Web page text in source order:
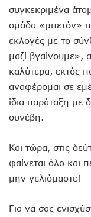
συγκεκριμένα
ομάδα «μπετόν»
εκλογές με το
μαζί
καλύτερα, εκτός
αναφέρομαι σε
ίδια παράταξη με
συνέβη.
Και τώρα, στις
φαίνεται όλο και
μην γελιόμαστε!
Για να σας